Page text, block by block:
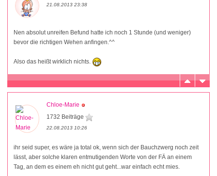
21.08.2013 23:38
Nen absolut unreifen Befund hatte ich noch 1 Stunde (und weniger)
bevor die richtigen Wehen anfingen.^^
Also das heißt wirklich nichts.
Chloe-Marie
1732 Beiträge
22.08.2013 10:26
ihr seid super, es wäre ja total ok, wenn sich der Bauchzwerg noch zeit
lässt, aber solche klaren entmutigenden Worte von der FÄ an einem
Tag, an dem es einem eh nicht gut geht...war einfach echt mies.